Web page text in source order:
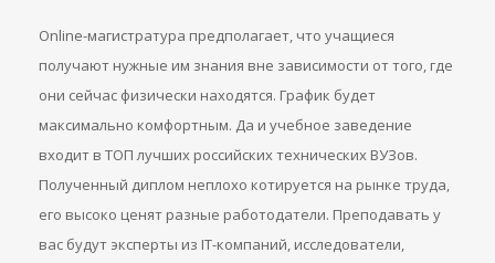
Online-магистратура предполагает, что учащиеся
получают нужные им знания вне зависимости от того, где
они сейчас физически находятся. График будет
максимально комфортным. Да и учебное заведение
входит в ТОП лучших российских технических ВУЗов.
Полученный диплом неплохо котируется на рынке труда,
его высоко ценят разные работодатели. Преподавать у
вас будут эксперты из IT-компаний, исследователи,